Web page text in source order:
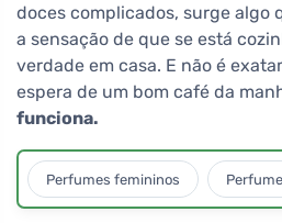
doces complicados, surge algo
a sensação de que se está
verdade em casa. E não é
espera de um bom café da
funciona.
Perfumes femininos